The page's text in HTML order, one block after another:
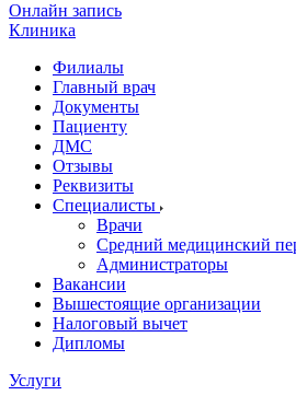
Онлайн запись
Клиника
Филиалы
Главный врач
Документы
Пациенту
ДМС
Отзывы
Реквизиты
Специалисты
Врачи
Средний медицинский
Администраторы
Вакансии
Вышестоящие организации
Налоговый вычет
Дипломы
Услуги